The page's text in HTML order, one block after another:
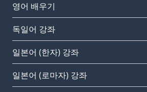
영어 배우기
독일어 강좌
일본어 (한자) 강좌
일본어 (로마자) 강좌